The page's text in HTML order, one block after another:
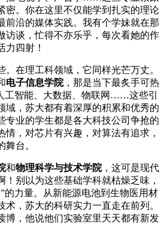
密。你在这里不仅能学到扎实的理论
前沿的媒体实践。我有个学妹就在那
访谈，忙得不亦乐乎，每次看她的作
力四射！
。在理工科领域，它同样光芒万丈。
电子信息学院，那是当下最炙手可热
工智能、大数据、物联网……这些引
域，苏大都有着深厚的积累和优秀的
专业的学生都是各大科技公司争抢的
情，对芯片有兴趣，对算法有追求，
台。
和物理科学与技术学院，这可是现代
！别以为这些基础学科就枯燥乏味，
的力量。从新能源电池到生物医用材
，苏大的科研实力一直走在前列。
博，他说他们实验室里天天都有新发